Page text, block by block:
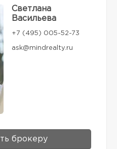
Светлана
Васильева
+7 (495) 005-52-73
ask@mindrealty.ru
брокеру